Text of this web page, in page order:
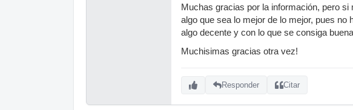
Un saludo
Muchas gracias por la información, pero
algo que sea lo mejor de lo mejor, pues
algo decente y con lo que se consiga
Muchisimas gracias otra vez!
Responder Citar